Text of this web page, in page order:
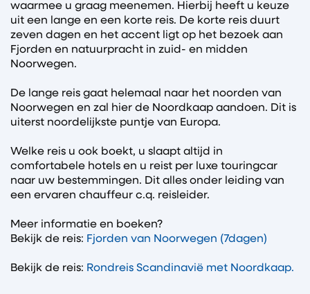
waarmee u graag meenemen. Hierbij heeft u keuze
uit een lange en een korte reis. De korte reis duurt
zeven dagen en het accent ligt op het bezoek aan
Fjorden en natuurpracht in zuid- en midden
Noorwegen.
De lange reis gaat helemaal naar het noorden van
Noorwegen en zal hier de Noordkaap aandoen. Dit is
uiterst noordelijkste puntje van Europa.
Welke reis u ook boekt, u slaapt altijd in
comfortabele hotels en u reist per luxe touringcar
naar uw bestemmingen. Dit alles onder leiding van
een ervaren chauffeur c.q. reisleider.
Meer informatie en boeken?
Bekijk de reis: Fjorden van Noorwegen (7dagen)
Bekijk de reis: Rondreis Scandinavië met Noordkaap.